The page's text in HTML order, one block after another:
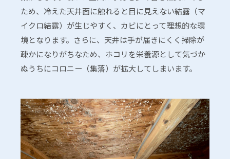
ため、冷えた天井面に触れると目に見えない結露（マ
イクロ結露）が生じやすく、カビにとって理想的な環
境となります。さらに、天井は手が届きにくく掃除が
疎かになりがちなため、ホコリを栄養源として気づか
ぬうちにコロニー（集落）が拡大してしまいます。